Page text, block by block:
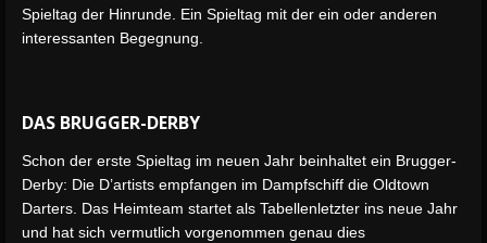
Spieltag der Hinrunde. Ein Spieltag mit der ein oder anderen
interessanten Begegnung.
DAS BRUGGER-DERBY
Schon der erste Spieltag im neuen Jahr beinhaltet ein Brugger-
Derby: Die D’artists empfangen im Dampfschiff die Oldtown
Darters. Das Heimteam startet als Tabellenletzter ins neue Jahr
und hat sich vermutlich vorgenommen genau dies